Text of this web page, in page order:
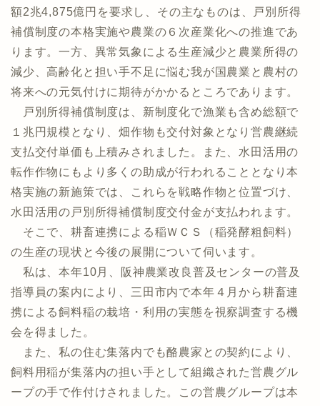
額2兆4,875億円を要求し、その主なものは、戸別所得
補償制度の本格実施や農業の６次産業化への推進であ
ります。一方、異常気象による生産減少と農業所得の
減少、高齢化と担い手不足に悩む我が国農業と農村の
将来への元気付けに期待がかかるところであります。
戸別所得補償制度は、新制度化で漁業も含め総額で
１兆円規模となり、畑作物も交付対象となり営農継続
支払交付単価も上積みされました。また、水田活用の
転作作物にもより多くの助成が行われることとなり本
格実施の新施策では、これらを戦略作物と位置づけ、
水田活用の戸別所得補償制度交付金が支払われます。
そこで、耕畜連携による稲ＷＣＳ（稲発酵粗飼料）
の生産の現状と今後の展開について伺います。
私は、本年10月、阪神農業改良普及センターの普及
指導員の案内により、三田市内で本年４月から耕畜連
携による飼料稲の栽培・利用の実態を視察調査する機
会を得ました。
また、私の住む集落内でも酪農家との契約により、
飼料用稲が集落内の担い手として組織された営農グル
ープの手で作付けされました。この営農グループは本